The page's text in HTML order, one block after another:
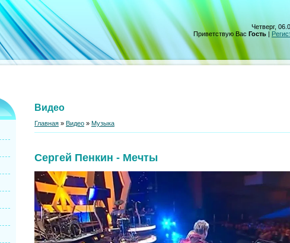
Четверг,
Приветствую Вас Гость |
Видео
Главная » Видео » Музыка
Сергей Пенкин - Мечты